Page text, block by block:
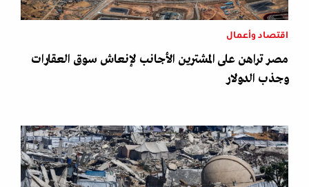
اقتصاد وأعمال
مصر تراهن على المشترين الأجانب لإنعاش سوق العقارات
وجذب الدولار